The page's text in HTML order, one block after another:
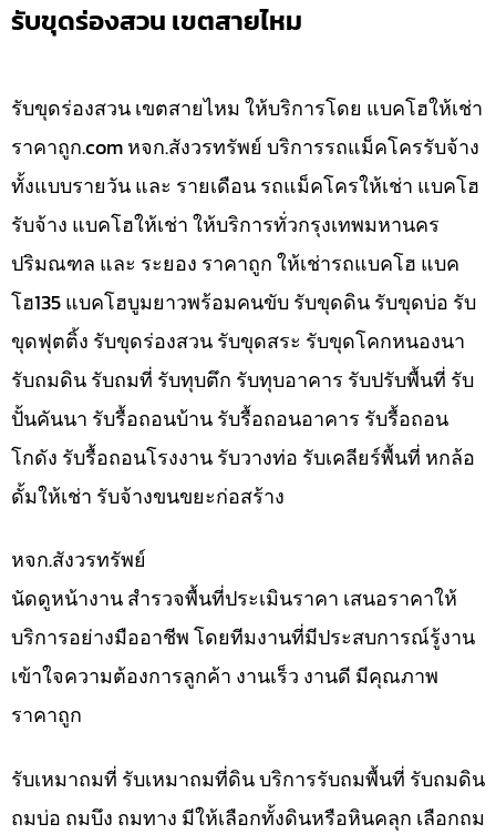
รับขุดร่องสวน เขตสายไหม
รับขุดร่องสวน เขตสายไหม ให้บริการโดย แบคโฮให้เช่า
ราคาถูก.com หจก.สังวรทรัพย์ บริการรถแม็คโครรับจ้าง
ทั้งแบบรายวัน และ รายเดือน รถแม็คโครให้เช่า แบคโฮ
รับจ้าง แบคโฮให้เช่า ให้บริการทั่วกรุงเทพมหานคร
ปริมณฑล และ ระยอง ราคาถูก ให้เช่ารถแบคโฮ แบค
โฮ135 แบคโฮบูมยาวพร้อมคนขับ รับขุดดิน รับขุดบ่อ รับ
ขุดฟุตติ้ง รับขุดร่องสวน รับขุดสระ รับขุดโคกหนองนา
รับถมดิน รับถมที่ รับทุบตึก รับทุบอาคาร รับปรับพื้นที่ รับ
ปั้นคันนา รับรื้อถอนบ้าน รับรื้อถอนอาคาร รับรื้อถอน
โกดัง รับรื้อถอนโรงงาน รับวางท่อ รับเคลียร์พื้นที่ หกล้อ
ดั้มให้เช่า รับจ้างขนขยะก่อสร้าง
หจก.สังวรทรัพย์
นัดดูหน้างาน สำรวจพื้นที่ประเมินราคา เสนอราคาให้
บริการอย่างมืออาชีพ โดยทีมงานที่มีประสบการณ์รู้งาน
เข้าใจความต้องการลูกค้า งานเร็ว งานดี มีคุณภาพ
ราคาถูก
รับเหมาถมที่ รับเหมาถมที่ดิน บริการรับถมพื้นที่ รับถมดิน
ถมบ่อ ถมบึง ถมทาง มีให้เลือกทั้งดินหรือหินคลุก เลือกถม